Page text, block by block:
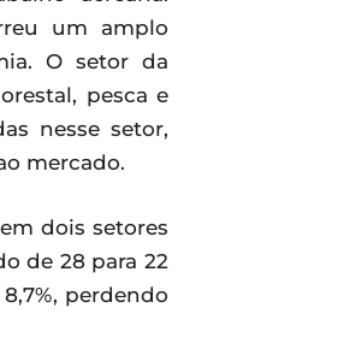
um amplo
O setor da
pesca e
nesse setor,
mercado.
dois setores
de 28 para 22
perdendo